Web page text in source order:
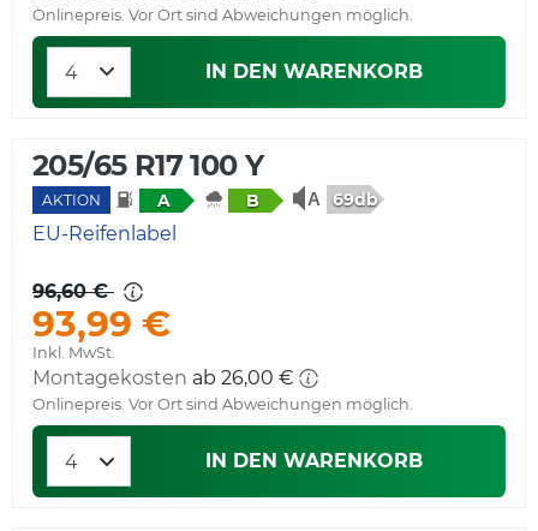
Onlinepreis. Vor Ort sind Abweichungen möglich.
IN DEN WARENKORB
205/65 R17 100 Y
AKTION A B 69db
EU-Reifenlabel
96,60 €
93,99 €
Inkl. MwSt.
Montagekosten ab 26,00 €
Onlinepreis. Vor Ort sind Abweichungen möglich.
IN DEN WARENKORB